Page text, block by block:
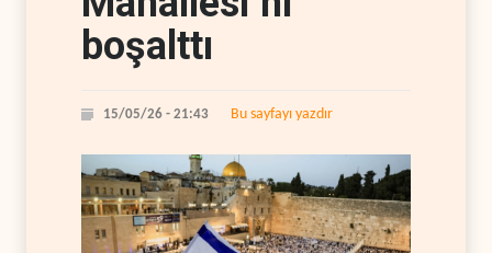
boşalttı
15/05/26 - 21:43 Bu sayfayı yazdır